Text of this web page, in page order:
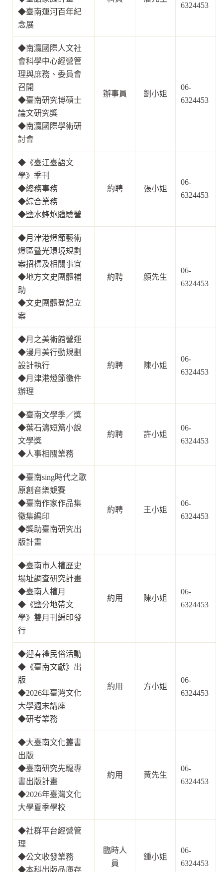
◆臺南運河百年紀
念展
6324453
◆南瀛國際人文社
會科學中心經營管
理與庶務、委員會
召開
◆臺南研究博碩士
論文研究獎
◆南瀛國際學術研
討會
辦事員 劉小姐
06-
6324453
◆《臺江臺語文
學》季刊
◆總務事務
◆綜合業務
◆鹽水蜂炮體驗營
約聘 張小姐
06-
6324453
◆月津港燈節藝術
燈區暨光環境規劃
案招標及相關事宜
◆地方文史團體補
助
◆文史團體登記立
案
約聘 顏先生
06-
6324453
◆月之美術館營運
◆漫月美行動規劃
設計執行
◆月津港燈節徵件
辦理
約聘 陳小姐
06-
6324453
◆臺南文學季／獎
◆葉石濤短篇小說
文學獎
◆人事相關業務
約聘 許小姐
06-
6324453
◆臺南sing時代之歌
原創音樂競賽
◆臺南作家作品集
徵集編印
◆獎助臺南研究出
版計畫
約聘 王小姐
06-
6324453
◆臺南市人權歷史
場址調查研究計畫
◆臺南人權月
◆ 《鹽分地帶文
學》雙月刊編印發
行
約用 陳小姐
06-
6324453
◆迎春禮民俗活動
◆《臺南文獻》出
版
◆2026年臺灣文化
大學週末講座
◆研考業務
約用 方小姐
06-
6324453
◆大臺南文化叢書
出版
◆臺南研究先驅專
書出版計畫
◆2026年臺灣文化
大學夏季學校
約用 黃先生
06-
6324453
◆社群平台經營管
理
◆公文收發業務
◆本科出版品庫存
臨時人
員
鍾小姐
06-
6324453